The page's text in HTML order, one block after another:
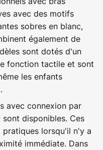
avec des motifs
sobres en blanc,
également de
sont dotés d'un
fonction tactile et sont
les enfants
avec connexion par
disponibles. Ces
lorsqu'il n'y a
immédiate. Dans